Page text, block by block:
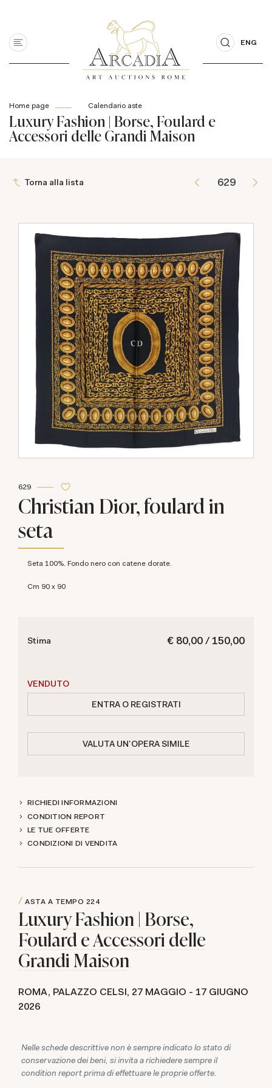
ENG
Home page Calendario aste
Luxury Fashion | Borse, Foulard e
Accessori delle Grandi Maison
Torna alla lista
629
Christian Dior, foulard in
seta
Seta 100%. Fondo nero con catene dorate.
cm 90 x 90
€ 80,00 / 150,00
Stima
VENDUTO
ENTRA O REGISTRATI
VALUTA UN'OPERA SIMILE
RICHIEDI INFORMAZIONI
CONDITION REPORT
LE TUE OFFERTE
CONDIZIONI DI VENDITA
ASTA A TEMPO 224
Luxury Fashion | Borse,
Foulard e Accessori delle
Grandi Maison
ROMA, PALAZZO CELSI, 27 MAGGIO - 17 GIUGNO
2026
Nelle schede descrittive non è sempre indicato lo stato di
conservazione dei beni, si invita a richiedere sempre il
condition report prima di effettuare le proprie offerte.